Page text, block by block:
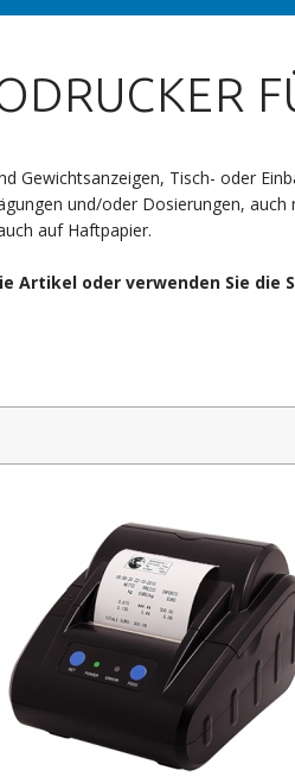
Gewichtsanzeigen, Tisch- oder
und/oder Dosierungen,
auf Haftpapier.
Artikel oder verwenden Sie die